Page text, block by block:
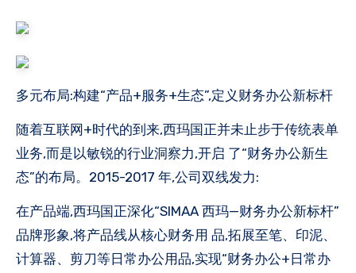
多元布局:构建“产品+服务+生态”,定义财务办公新标杆
随着互联网+时代的到来,西玛国正并未止步于传统表单
业务,而是以敏锐的行业洞察力,开启 了“财务办公新生
态”的布局。2015-2017 年,公司双线发力:
在产品端,西玛国正深化“SIMAA 西玛—财务办公新标杆”
品牌形象,将产品线从核心财务用 品,拓展至笔、印泥、
计算器、剪刀等日常办公用品,实现“财务办公+日常办